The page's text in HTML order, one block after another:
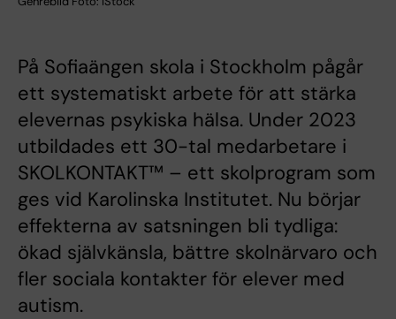
På Sofiaängen skola i Stockholm pågår
ett systematiskt arbete för att stärka
elevernas psykiska hälsa. Under 2023
utbildades ett 30-tal medarbetare i
SKOLKONTAKT™ – ett skolprogram som
ges vid Karolinska Institutet. Nu börjar
effekterna av satsningen bli tydliga:
ökad självkänsla, bättre skolnärvaro och
fler sociala kontakter för elever med
autism.